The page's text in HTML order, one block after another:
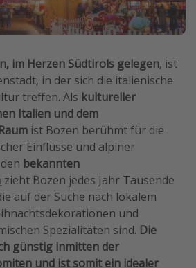
Türkei
im Herzen Südtirols gelegen, ist
in der sich die italienische
treffen. Als kultureller
Italien und dem
ist Bozen berühmt für die
Einflüsse und alpiner
bekannten
zieht Bozen jedes Jahr Tausende
auf der Suche nach lokalem
und
Spezialitäten sind. Die
günstig inmitten der
und ist somit ein idealer